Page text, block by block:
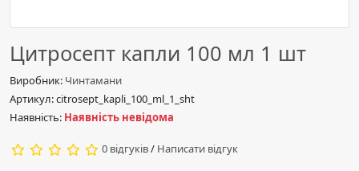
Цитросепт капли 100 мл 1 шт
Виробник: Чинтамани
Артикул: citrosept_kapli_100_ml_1_sht
Наявність: Наявність невідома
0 відгуків/ Написати відгук